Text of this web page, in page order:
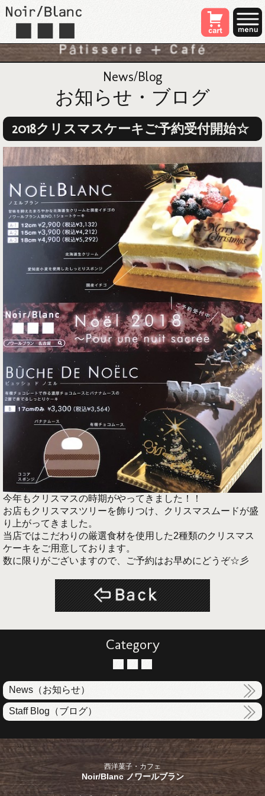
News/Blog
お知らせ・ブログ
2018クリスマスケーキご予約受付開始☆
今年もクリスマスの時期がやってきました！！
お店もクリスマスツリーを飾りつけ、クリスマスムードが盛
り上がってきました。
当店ではこだわりの厳選食材を使用した2種類のクリスマス
ケーキをご用意しております。
数に限りがございますので、ご予約はお早めにどうぞ☆彡
Category
News（お知らせ）
Staff Blog（ブログ）
西洋菓子・カフェ
Noir/Blanc ノワールブラン